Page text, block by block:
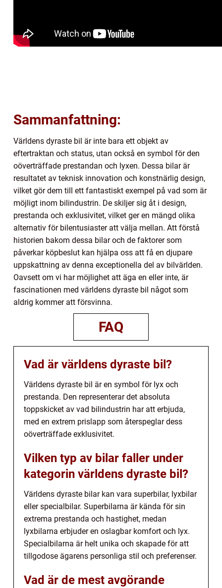
Sammanfattning:
Världens dyraste bil är inte bara ett objekt av
eftertraktan och status, utan också en symbol för den
oöverträffade prestandan och lyxen. Dessa bilar är
resultatet av teknisk innovation och konstnärlig design,
vilket gör dem till ett fantastiskt exempel på vad som är
möjligt inom bilindustrin. De skiljer sig åt i design,
prestanda och exklusivitet, vilket ger en mängd olika
alternativ för bilentusiaster att välja mellan. Att förstå
historien bakom dessa bilar och de faktorer som
påverkar köpbeslut kan hjälpa oss att få en djupare
uppskattning av denna exceptionella del av bilvärlden.
Oavsett om vi har möjlighet att äga en eller inte, är
fascinationen med världens dyraste bil något som
aldrig kommer att försvinna.
FAQ
Vad är världens dyraste bil?
Världens dyraste bil är en symbol för lyx och
prestanda. Den representerar det absoluta
toppskicket av vad bilindustrin har att erbjuda,
med en extrem prislapp som återspeglar dess
oöverträffade exklusivitet.
Vilken typ av bilar faller under
kategorin världens dyraste bil?
Världens dyraste bilar kan vara superbilar, lyxbilar
eller specialbilar. Superbilarna är kända för sin
extrema prestanda och hastighet, medan
lyxbilarna erbjuder en oslagbar komfort och lyx.
Specialbilarna är helt unika och skapade för att
tillgodose ägarens personliga stil och preferenser.
Vad är de mest avgörande